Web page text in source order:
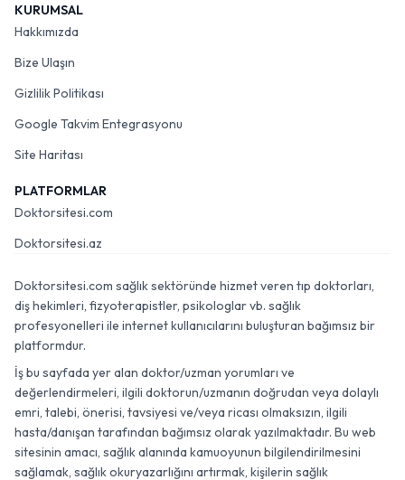
KURUMSAL
Hakkımızda
Bize Ulaşın
Gizlilik Politikası
Google Takvim Entegrasyonu
Site Haritası
PLATFORMLAR
Doktorsitesi.com
Doktorsitesi.az
Doktorsitesi.com sağlık sektöründe hizmet veren tıp doktorları,
diş hekimleri, fizyoterapistler, psikologlar vb. sağlık
profesyonelleri ile internet kullanıcılarını buluşturan bağımsız bir
platformdur.
İş bu sayfada yer alan doktor/uzman yorumları ve
değerlendirmeleri, ilgili doktorun/uzmanın doğrudan veya dolaylı
emri, talebi, önerisi, tavsiyesi ve/veya ricası olmaksızın, ilgili
hasta/danışan tarafından bağımsız olarak yazılmaktadır. Bu web
sitesinin amacı, sağlık alanında kamuoyunun bilgilendirilmesini
sağlamak, sağlık okuryazarlığını artırmak, kişilerin sağlık